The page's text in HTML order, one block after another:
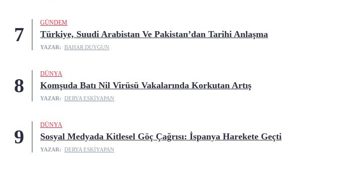
7
GÜNDEM
Türkiye, Suudi Arabistan Ve Pakistan’dan Tarihi Anlaşma
YAZAR: BAHAR DUYGUN
8
DÜNYA
Komşuda Batı Nil Virüsü Vakalarında Korkutan Artış
YAZAR: DERYA ESKIYAPAN
9
DÜNYA
Sosyal Medyada Kitlesel Göç Çağrısı: İspanya Harekete Geçti
YAZAR: DERYA ESKIYAPAN